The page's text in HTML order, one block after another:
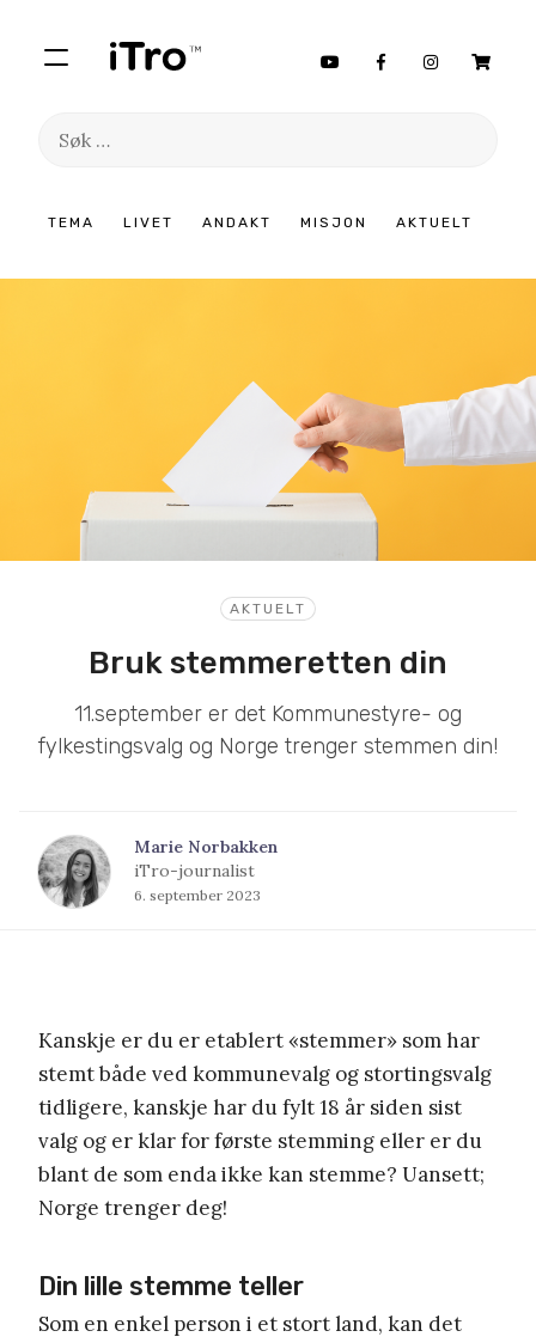
TEMA LIVET ANDAKT MISJON AKTUELT
Søk
innhold
AKTUELT
Bruk stemmeretten din
11.september er det Kommunestyre- og
fylkestingsvalg og Norge trenger stemmen din!
Marie Norbakken
iTro-journalist
6. september 2023
Kanskje er du er etablert «stemmer» som har
stemt både ved kommunevalg og stortingsvalg
tidligere, kanskje har du fylt 18 år siden sist
valg og er klar for første stemming eller er du
blant de som enda ikke kan stemme? Uansett;
Norge trenger deg!
Din lille stemme teller
Som en enkel person i et stort land, kan det